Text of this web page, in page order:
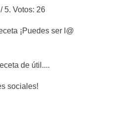
/ 5. Votos: 26
¡Puedes ser l@
de útil....
sociales!